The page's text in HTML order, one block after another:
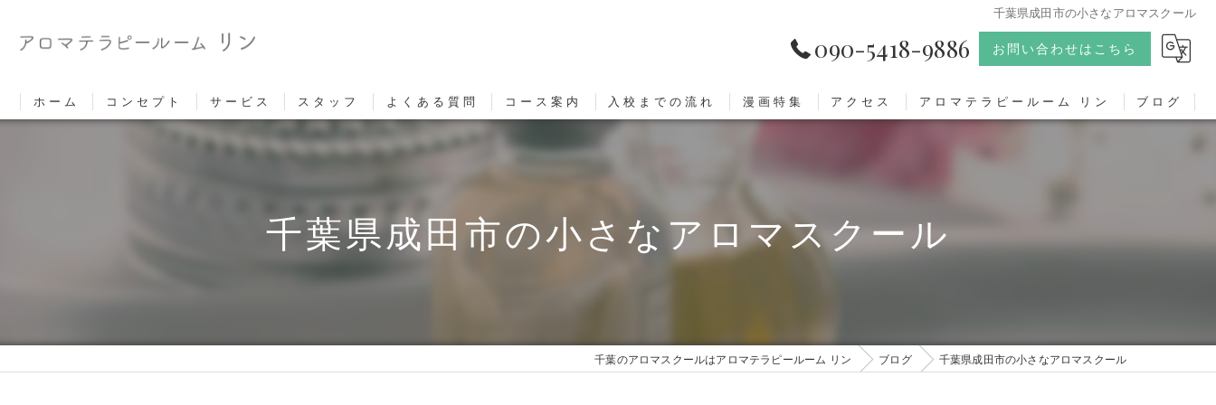
千葉県成田市の小さなアロマスクール
090-5418-9886 お問い合わせはこちら
ホーム コンセプト サービス スタッフ よくある質問 コース案内 入校までの流れ 漫画特集 アクセス アロマテラピールーム リン ブログ
千葉県成田市の小さなアロマスクール
千葉のアロマスクールはアロマテラピールーム リン ブログ 千葉県成田市の小さなアロマスクール